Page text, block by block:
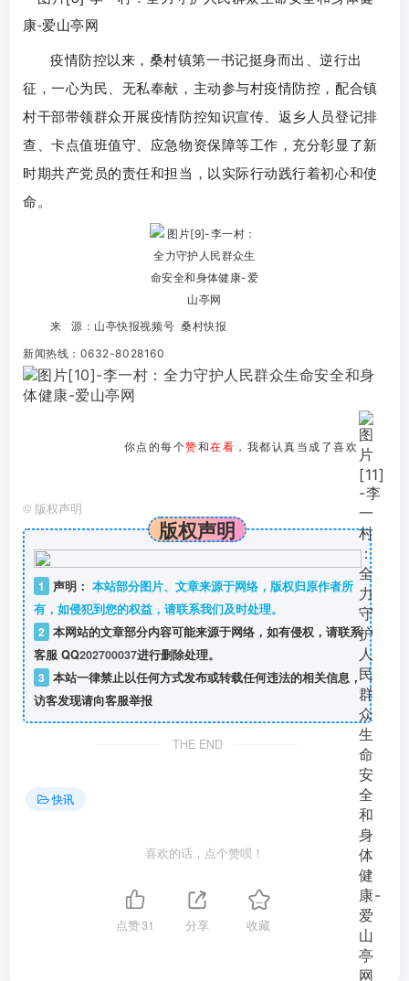
疫情防控以来，桑村镇第一书记挺身而出、逆行出
征，一心为民、无私奉献，主动参与村疫情防控，配合镇
村干部带领群众开展疫情防控知识宣传、返乡人员登记排
查、卡点值班值守、应急物资保障等工作，充分彰显了新
时期共产党员的责任和担当，以实际行动践行着初心和使
命。
来 源：山亭快报视频号 桑村快报
新闻热线：0632-8028160
你点的每个赞和在看 ，我都认真当成了喜欢
© 版权声明
版权声明
1 声明： 本站部分图片、文章来源于网络，版权归原作者所
有，如侵犯到您的权益，请联系我们及时处理。
2 本网站的文章部分内容可能来源于网络，如有侵权，请联系
客服 QQ202700037进行删除处理。
3 本站一律禁止以任何方式发布或转载任何违法的相关信息，
访客发现请向客服举报
THE END
快讯
喜欢的话，点个赞呗！
点赞31 分享 收藏